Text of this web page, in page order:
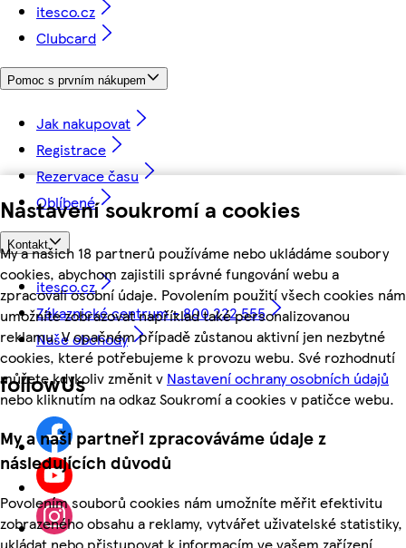
Nastavení soukromí a cookies
My a našich 18 partnerů používáme nebo ukládáme soubory
cookies, abychom zajistili správné fungování webu a
zpracovali osobní údaje. Povolením použití všech cookies nám
umožníte zobrazovat například také personalizovanou
reklamu. V opačném případě zůstanou aktivní jen nezbytné
cookies, které potřebujeme k provozu webu. Své rozhodnutí
můžete kdykoliv změnit v Nastavení ochrany osobních údajů
nebo kliknutím na odkaz Soukromí a cookies v patičce webu.
My a naši partneři zpracováváme údaje z
následujících důvodů
Povolením souborů cookies nám umožníte měřit efektivitu
zobrazeného obsahu a reklamy, vytvářet uživatelské statistiky,
itesco.cz
Clubcard
Pomoc s prvním nákupem
Jak nakupovat
Registrace
Rezervace času
Oblíbené
Kontakt
itesco.cz
Zákaznické centrum - 800 222 555
Naše obchody
followUs